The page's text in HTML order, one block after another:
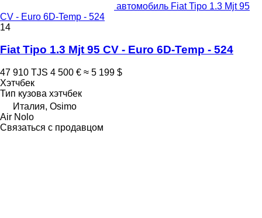
автомобиль Fiat Tipo 1.3 Mjt 95
CV - Euro 6D-Temp - 524
14
Fiat Tipo 1.3 Mjt 95 CV - Euro 6D-Temp - 524
47 910 TJS 4 500 € ≈ 5 199 $
Хэтчбек
Тип кузова хэтчбек
Италия, Osimo
Air Nolo
Связаться с продавцом